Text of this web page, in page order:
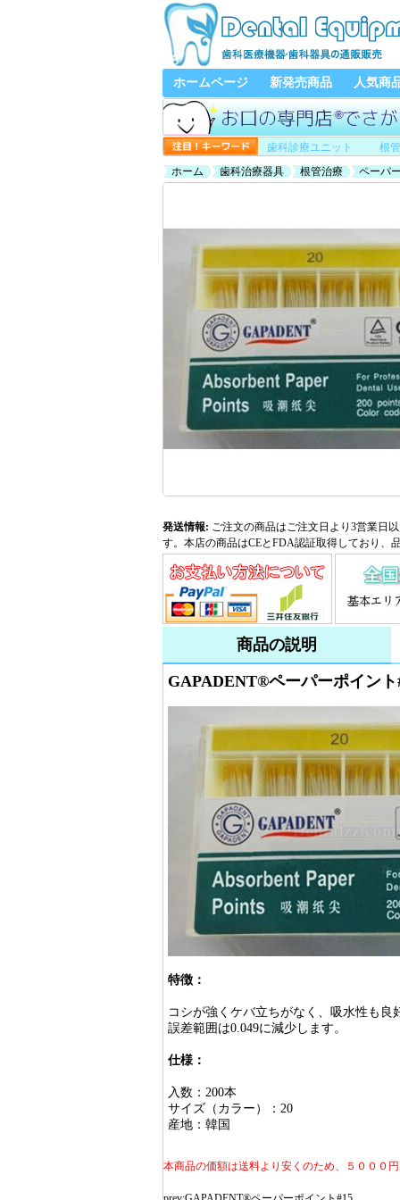
ホームページ 新発売商品 人気商
歯科診療ユニット 根
ホーム
歯科治療器具 根管治療 ペーパ
発送情報: ご注文の商品はご注文日より3営業日
す。本店の商品はCEとFDA認証取得しており、
商品の説明
GAPADENT®ペーパーポイント
特徴：
コシが強くケバ立ちがなく、吸水性も良
誤差範囲は0.049に減少します。
仕様：
入数：200本
サイズ（カラー）：20
産地：韓国
本商品の価額は送料より安くのため、５０００